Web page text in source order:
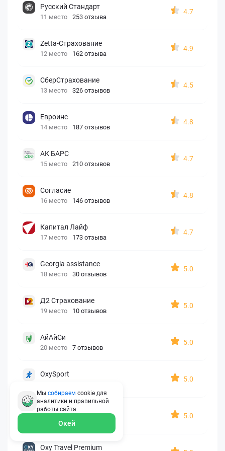
Русский Стандарт
11 место 253 отзыва
4.7
Zetta-Страхование
12 место 162 отзыва
4.9
СберСтрахование
13 место 326 отзывов
4.5
Евроинс
14 место 187 отзывов
4.8
АК БАРС
15 место 210 отзывов
4.7
Согласие
16 место 146 отзывов
4.8
Капитал Лайф
17 место 173 отзыва
4.7
Georgia assistance
18 место 30 отзывов
5.0
Д2 Страхование
19 место 10 отзывов
5.0
АйАйСи
20 место 7 отзывов
5.0
OxySport
5.0
ERGO AXA
22 место 2 отзыва
5.0
Oxy Travel Premium
Мы собираем cookie для
аналитики и правильной
работы сайта
Окей